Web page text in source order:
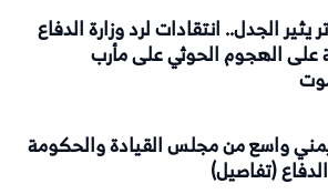
يثير الجدل.. انتقادات لرد وزارة الدفاع
على الهجوم الحوثي على مأرب
واسع من مجلس القيادة والحكومة
(تفاصيل)